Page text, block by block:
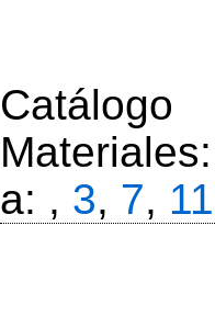
a: , 3, 7, 11